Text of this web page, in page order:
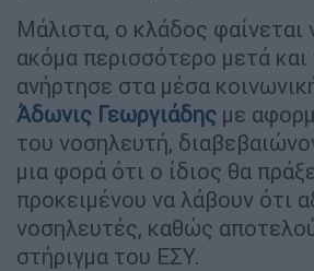
Μάλιστα, ο κλάδος φαίνεται
ακόμα περισσότερο μετά
ανήρτησε στα μέσα
Άδωνις Γεωργιάδης με
του νοσηλευτή,
μια φορά ότι ο ίδιος θα
προκειμένου να λάβουν ότι
νοσηλευτές, καθώς
στήριγμα του ΕΣΥ.